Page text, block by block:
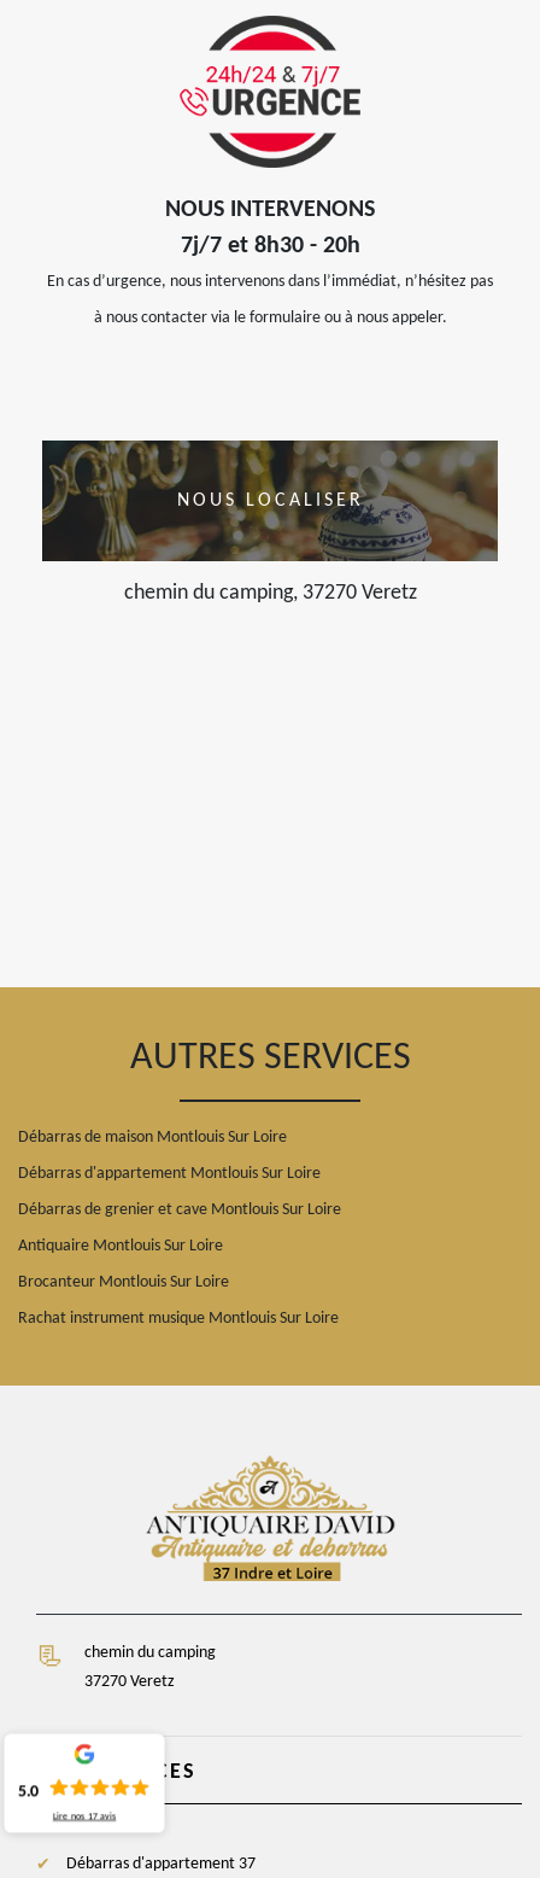
NOUS INTERVENONS
7j/7 et 8h30 - 20h
En cas d’urgence, nous intervenons dans l’immédiat, n’hésitez pas
à nous contacter via le formulaire ou à nous appeler.
NOUS LOCALISER
chemin du camping, 37270 Veretz
AUTRES SERVICES
Débarras de maison Montlouis Sur Loire
Débarras d'appartement Montlouis Sur Loire
Débarras de grenier et cave Montlouis Sur Loire
Antiquaire Montlouis Sur Loire
Brocanteur Montlouis Sur Loire
Rachat instrument musique Montlouis Sur Loire
chemin du camping
37270 Veretz
NOS SERVICES
Débarras d'appartement 37
5.0
Lire nos 17 avis